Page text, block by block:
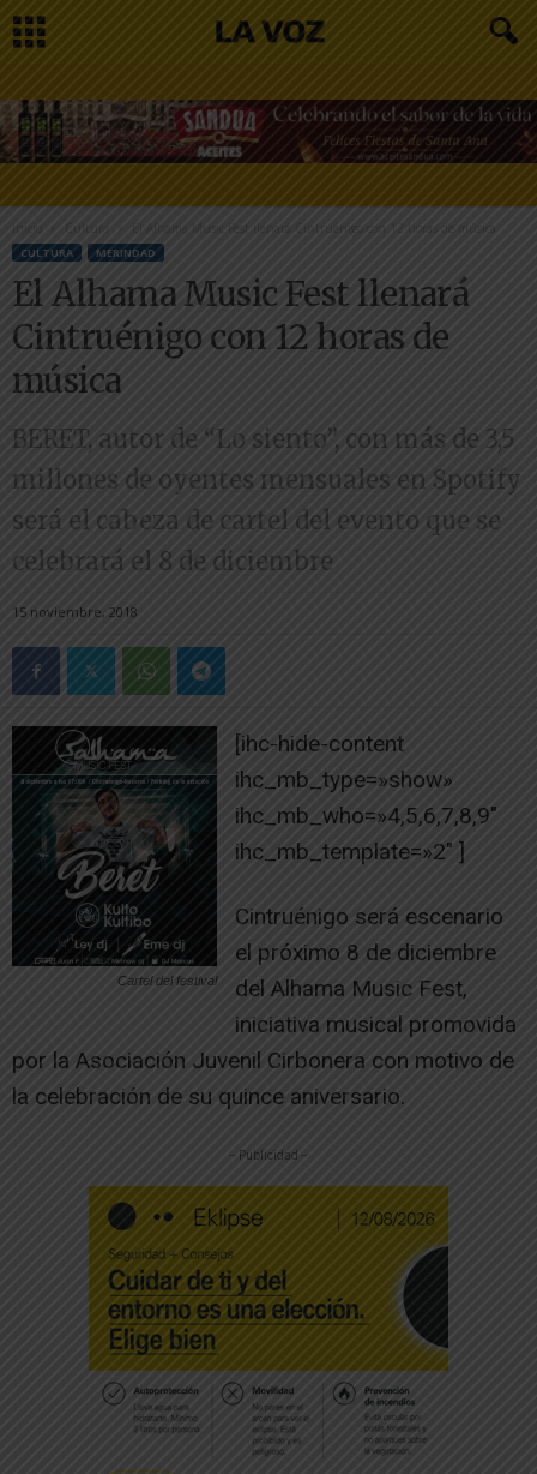
Inicio Cultura El Alhama Music Fest llenará Cintruénigo con 12 horas de música
CULTURA MERINDAD
El Alhama Music Fest llenará
Cintruénigo con 12 horas de
música
BERET, autor de “Lo siento”, con más de 3,5
millones de oyentes mensuales en Spotify
será el cabeza de cartel del evento que se
celebrará el 8 de diciembre
15 noviembre, 2018
Cartel del festival
[ihc-hide-content
ihc_mb_type=»show»
ihc_mb_who=»4,5,6,7,8,9″
ihc_mb_template=»2″ ]
Cintruénigo será escenario
el próximo 8 de diciembre
del Alhama Music Fest,
iniciativa musical promovida
por la Asociación Juvenil Cirbonera con motivo de
la celebración de su quince aniversario.
-- Publicidad --